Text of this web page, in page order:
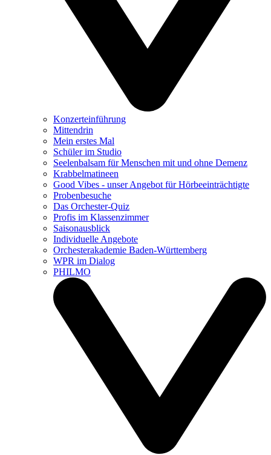
Konzerteinführung
Mittendrin
Mein erstes Mal
Schüler im Studio
Seelenbalsam für Menschen mit und ohne Demenz
Krabbelmatineen
Good Vibes - unser Angebot für Hörbeeinträchtigte
Probenbesuche
Das Orchester-Quiz
Profis im Klassenzimmer
Saisonausblick
Individuelle Angebote
Orchesterakademie Baden-Württemberg
WPR im Dialog
PHILMO